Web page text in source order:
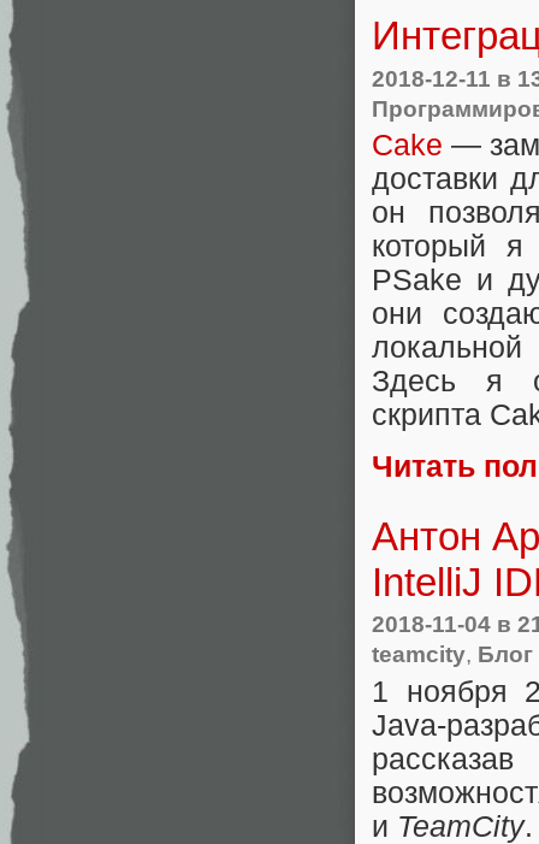
2018-12-11 в
Cake —
доставки
он
который
PSake и
они
Здесь я
скрипта
Читать
Антон
IntelliJ
2018-11-04 в
teamcity,
1 ноября
Java-
и TeamCity.